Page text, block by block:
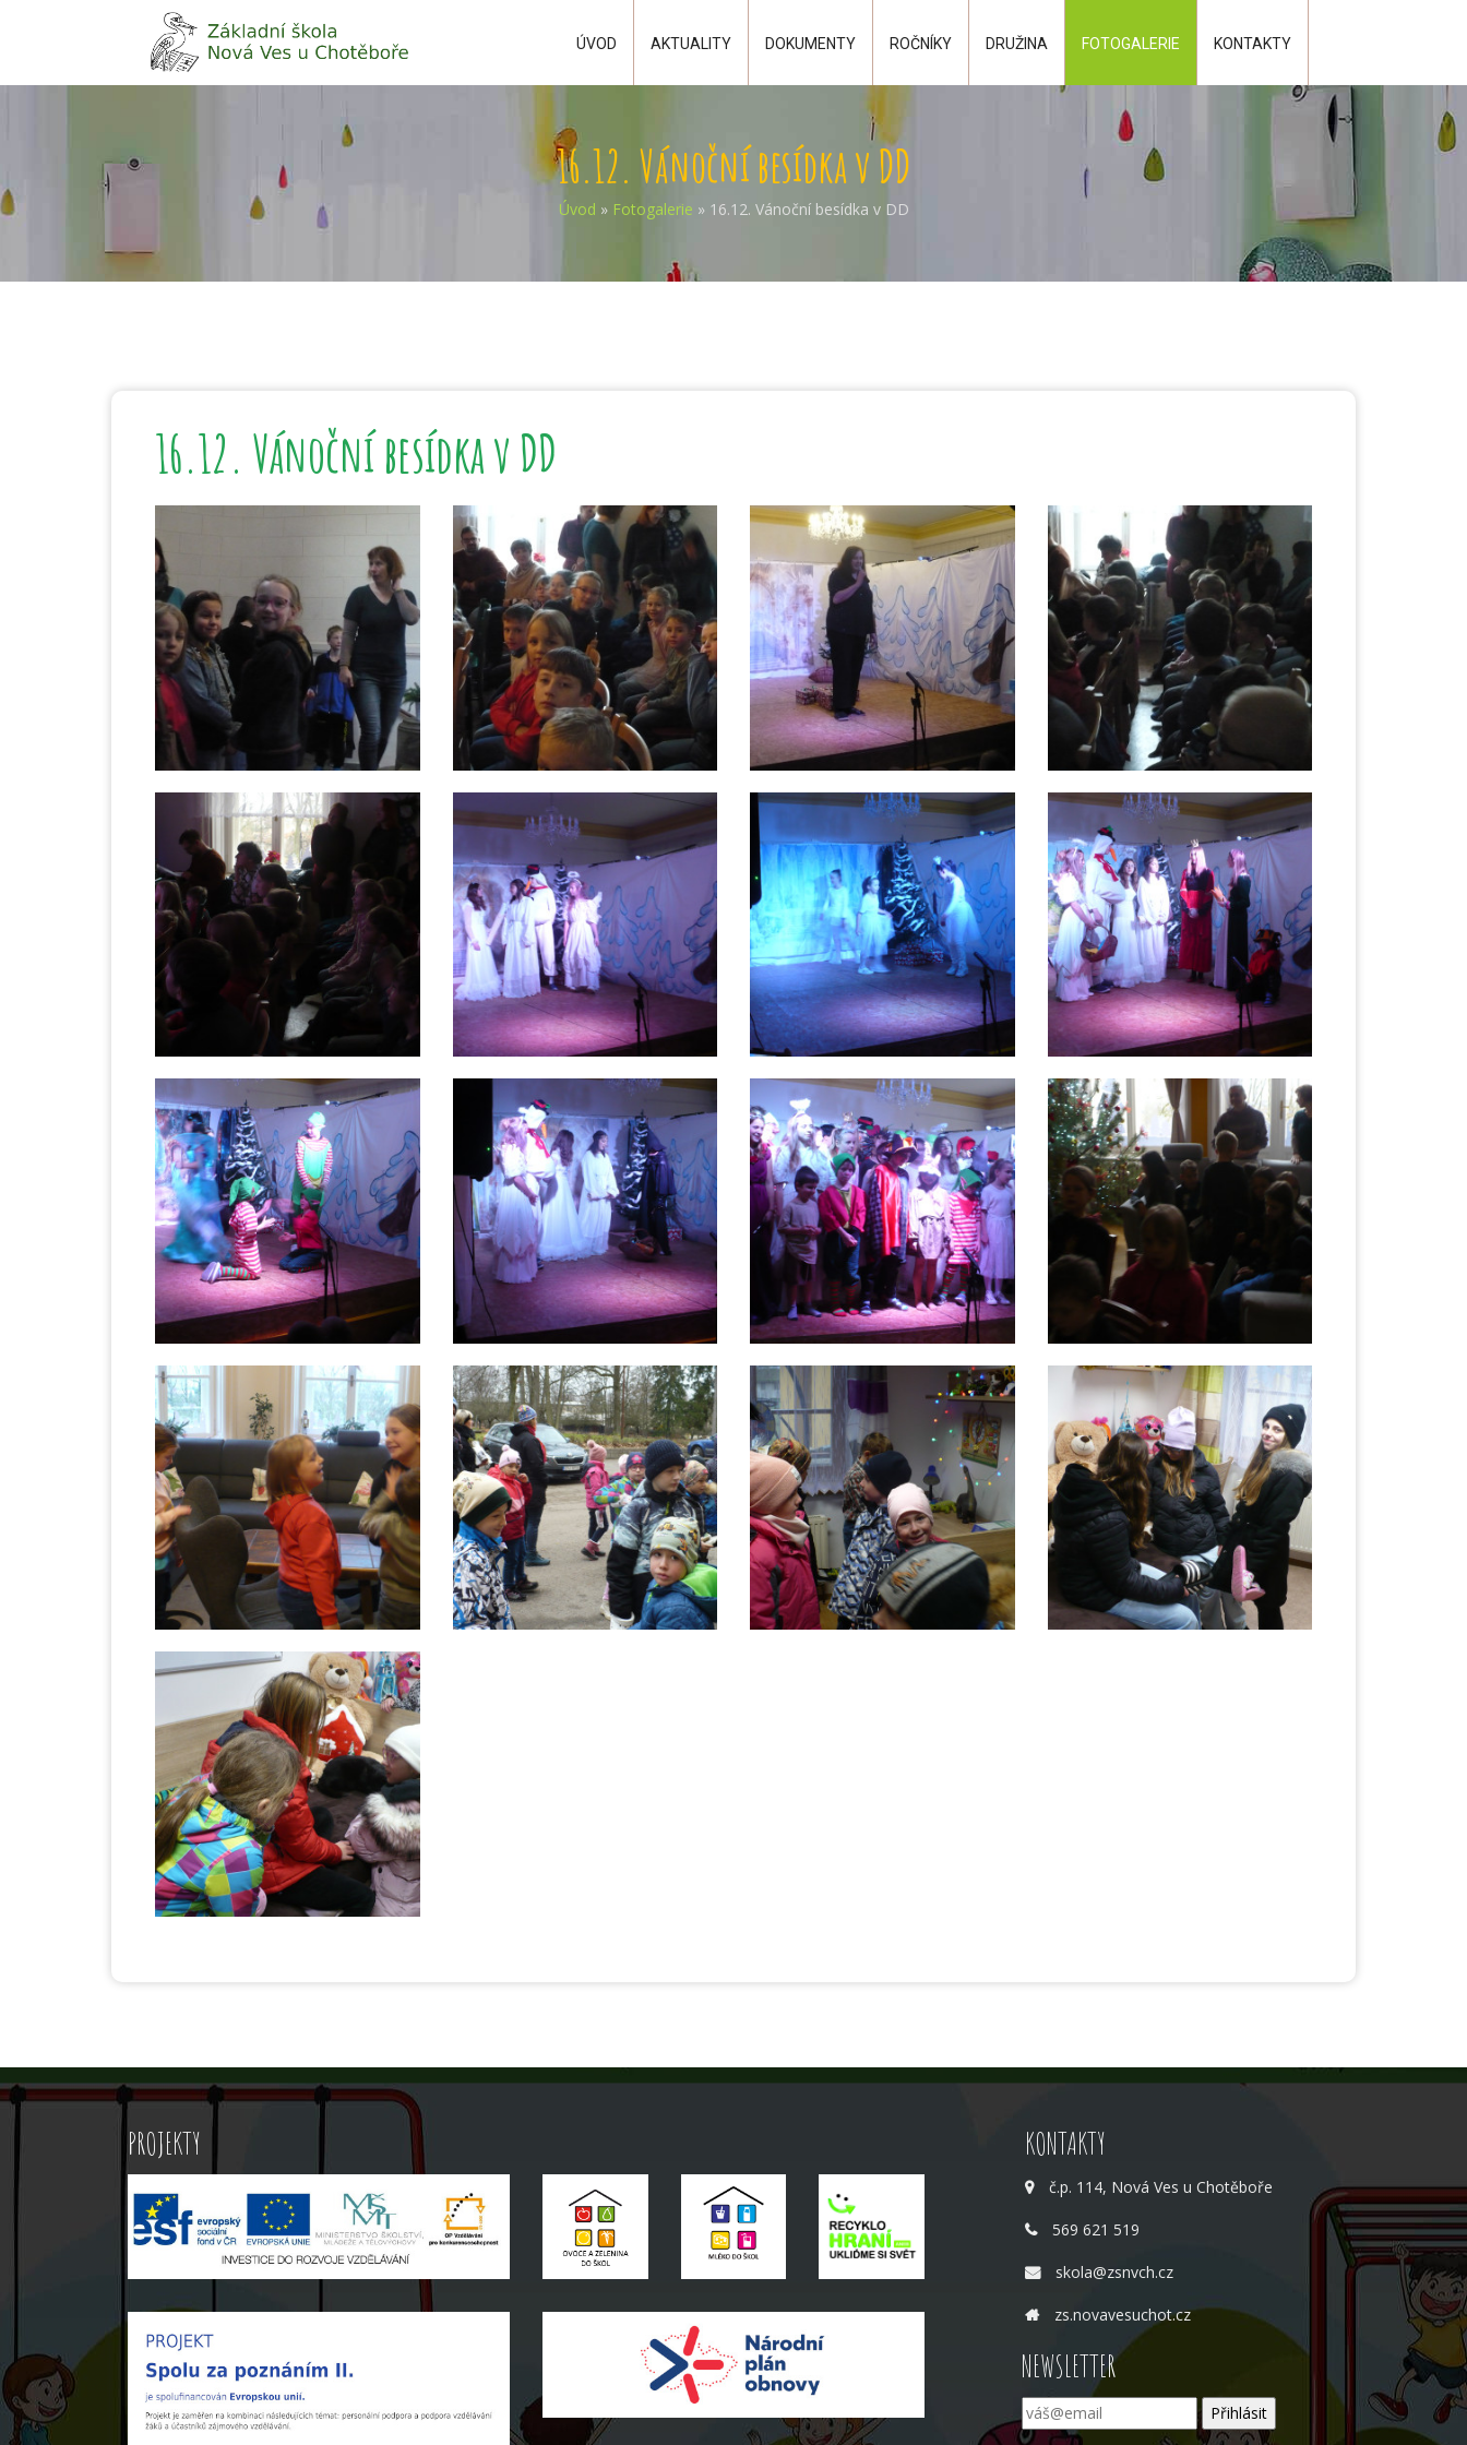
ÚVOD AKTUALITY DOKUMENTY ROČNÍKY DRUŽINA FOTOGALERIE KONTAKTY
16.12. Vánoční besídka v DD
Úvod » Fotogalerie » 16.12. Vánoční besídka v DD
16.12. Vánoční besídka v DD
PROJEKTY KONTAKTY
č.p. 114, Nová Ves u Chotěboře
569 621 519
skola@zsnvch.cz
zs.novavesuchot.cz
NEWSLETTER